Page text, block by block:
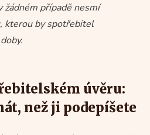
žádném případě nesmí
kterou by spotřebitel
úvěru:
než ji podepíšete